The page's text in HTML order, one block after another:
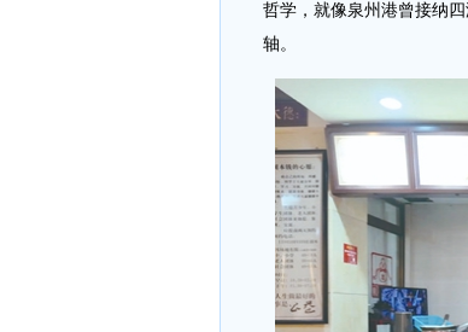
哲学，就像泉州港曾接纳
轴。